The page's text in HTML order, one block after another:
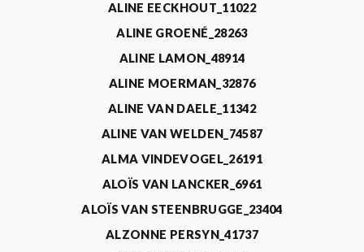
ALINE EECKHOUT_11022
ALINE GROENÉ_28263
ALINE LAMON_48914
ALINE MOERMAN_32876
ALINE VAN DAELE_11342
ALINE VAN WELDEN_74587
ALMA VINDEVOGEL_26191
ALOÏS VAN LANCKER_6961
ALOÏS VAN STEENBRUGGE_23404
ALZONNE PERSYN_41737